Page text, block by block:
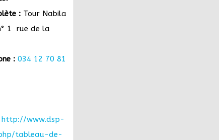
: Tour Nabila
1 rue de la
:034 12 70 81
http://www.dsp-
tableau-de-